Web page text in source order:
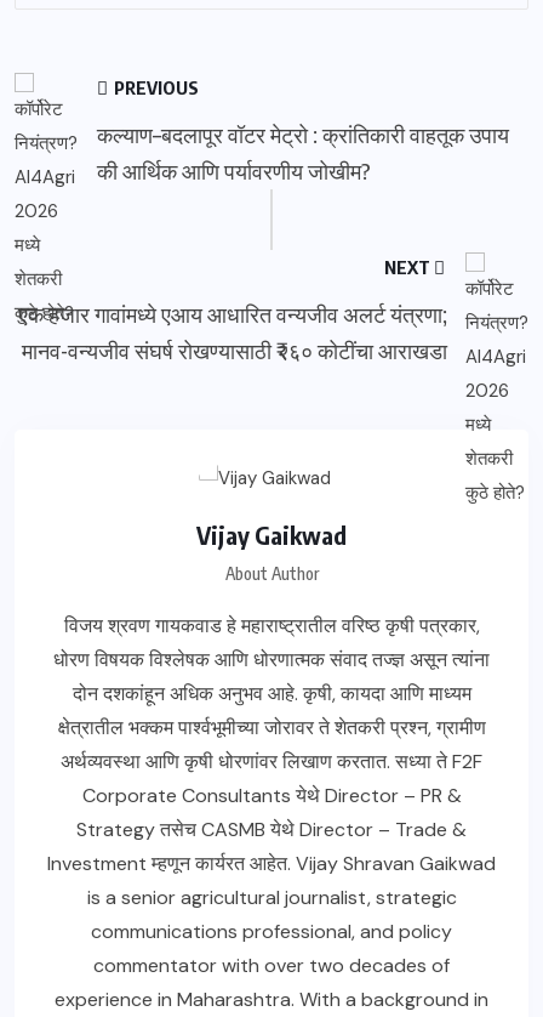
PREVIOUS
कल्याण–बदलापूर वॉटर मेट्रो : क्रांतिकारी वाहतूक उपाय
की आर्थिक आणि पर्यावरणीय जोखीम?
NEXT
एक हजार गावांमध्ये एआय आधारित वन्यजीव अलर्ट यंत्रणा;
मानव-वन्यजीव संघर्ष रोखण्यासाठी ₹२६० कोटींचा आराखडा
Vijay Gaikwad
About Author
विजय श्रवण गायकवाड हे महाराष्ट्रातील वरिष्ठ कृषी पत्रकार,
धोरण विषयक विश्लेषक आणि धोरणात्मक संवाद तज्ज्ञ असून त्यांना
दोन दशकांहून अधिक अनुभव आहे. कृषी, कायदा आणि माध्यम
क्षेत्रातील भक्कम पार्श्वभूमीच्या जोरावर ते शेतकरी प्रश्न, ग्रामीण
अर्थव्यवस्था आणि कृषी धोरणांवर लिखाण करतात. सध्या ते F2F
Corporate Consultants येथे Director – PR &
Strategy तसेच CASMB येथे Director – Trade &
Investment म्हणून कार्यरत आहेत. Vijay Shravan Gaikwad
is a senior agricultural journalist, strategic
communications professional, and policy
commentator with over two decades of
experience in Maharashtra. With a background in